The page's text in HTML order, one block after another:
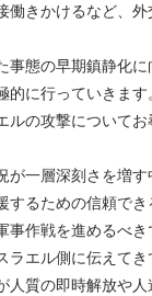
働きかけるなど、外
事態の早期鎮静化
に行っていきます
ルの攻撃についてお
が一層深刻さを増す
するための信頼で
事作戦を進めるべき
ラエル側に伝えて
人質の即時解放や